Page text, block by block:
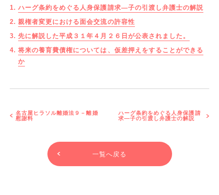
ハーグ条約をめぐる人身保護請求―子の引渡し弁護士の解説
親権者変更における面会交流の許容性
先に解説した平成３１年４月２６日が公表されました。
将来の養育費債権については、仮差押えをすることができる
か
名古屋ヒラソル離婚法９－離婚
慰謝料
ハーグ条約をめぐる人身保護請
求―子の引渡し弁護士の解説
一覧へ戻る